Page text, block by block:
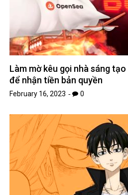
Làm mờ kêu gọi nhà sáng
để nhận tiền bản quyền
February 16, 2023 0